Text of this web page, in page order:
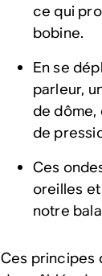
ce qui
bobine.
En se
parleur,
de dôme,
de
Ces
oreilles
notre
Ces principes